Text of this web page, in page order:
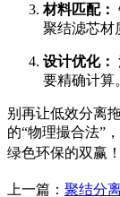
材料匹配：
聚结滤芯材
设计优化：
要精确计算
别再让低效分离
的“物理撮合法”
绿色环保的双赢
上一篇： 聚结分